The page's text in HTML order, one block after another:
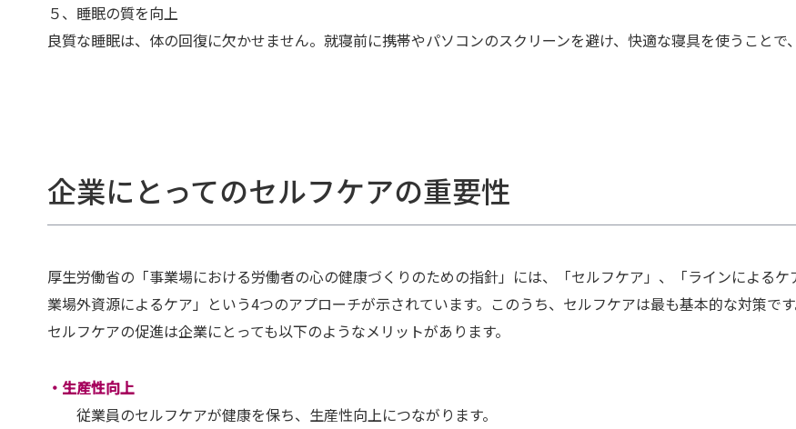
５、睡眠の質を向上
良質な睡眠は、体の回復に欠かせません。就寝前に携帯やパソコンのスクリーンを避け、快適な寝具を使うことで
企業にとってのセルフケアの重要性
厚生労働省の「事業場における労働者の心の健康づくりのための指針」には、「セルフケア」、「ラインによる
業場外資源によるケア」という4つのアプローチが示されています。このうち、セルフケアは最も基本的な対策です
セルフケアの促進は企業にとっても以下のようなメリットがあります。
・生産性向上
従業員のセルフケアが健康を保ち、生産性向上につながります。